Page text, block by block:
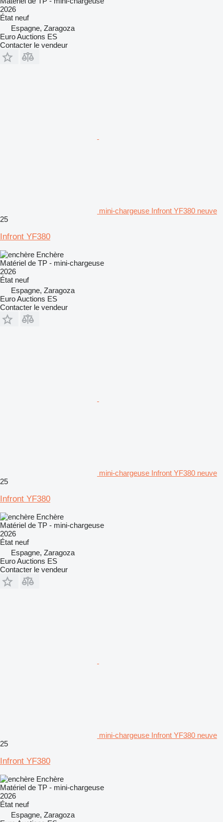
2026
État neuf
Espagne, Zaragoza
Euro Auctions ES
Contacter le vendeur
mini-chargeuse Infront YF380 neuve
25
Infront YF380
Enchère
Matériel de TP - mini-chargeuse
2026
État neuf
Espagne, Zaragoza
Euro Auctions ES
Contacter le vendeur
mini-chargeuse Infront YF380 neuve
25
Infront YF380
Enchère
Matériel de TP - mini-chargeuse
2026
État neuf
Espagne, Zaragoza
Euro Auctions ES
Contacter le vendeur
mini-chargeuse Infront YF380 neuve
25
Infront YF380
Enchère
Matériel de TP - mini-chargeuse
2026
État neuf
Espagne, Zaragoza